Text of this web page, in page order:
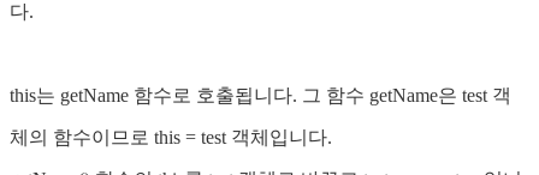
다.
this는 getName 함수로 호출됩니다. 그 함수 getName은 test 객
체의 함수이므로 this = test 객체입니다.